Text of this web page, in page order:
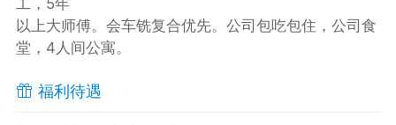
以上大师傅。会车铣复合优先。公司包吃包住，公司食
堂，4人间公寓。
福利待遇